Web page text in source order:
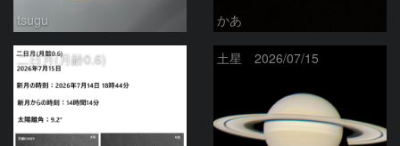
tsugu かあ
二日月(月齢0.6) 土星 2026/07/15